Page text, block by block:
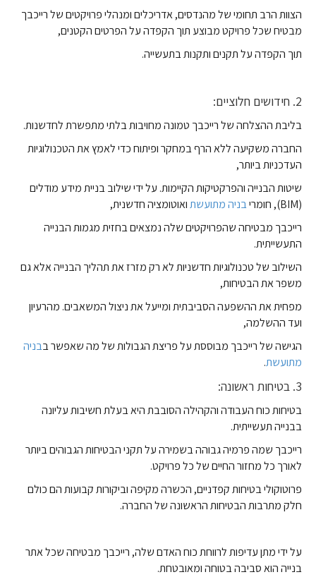
הצוות הרב תחומי של מהנדסים, אדריכלים ומנהלי פרויקטים של רייכבך
מבטיח שכל פרויקט מבוצע תוך הקפדה על הפרטים הקטנים,
תוך הקפדה על תקנים ותקנות בתעשייה.
2. חידושים חלוציים:
בליבת ההצלחה של רייכבך טמונה מחויבות בלתי מתפשרת לחדשנות.
החברה משקיעה ללא הרף במחקר ופיתוח כדי לאמץ את הטכנולוגיות
העדכניות ביותר,
שיטות הבנייה והפרקטיקות הקיימות. על ידי שילוב בניית מידע מודלים
(BIM), חומרי
בניה מתועשתואוטומציה חדשנית,
רייכבך מבטיחה שהפרויקטים שלה נמצאים בחזית מגמות הבנייה
התעשייתית.
השילוב של טכנולוגיות חדשניות לא רק מזרז את תהליך הבנייה אלא גם
משפר את הבטיחות,
מפחית את ההשפעה הסביבתית ומייעל את ניצול המשאבים. מהרעיון
ועד ההשלמה,
הגישה של רייכבך מבוססת על פריצת הגבולות של מה שאפשר בבניה
מתועשת.
3. בטיחות ראשונה:
בטיחות כוח העבודה והקהילה הסובבת היא בעלת חשיבות עליונה
בבנייה תעשייתית.
רייכבך שמה פרמיה גבוהה בשמירה על תקני הבטיחות הגבוהים ביותר
לאורך כל מחזור החיים של כל פרויקט.
פרוטוקולי בטיחות קפדניים, הכשרה מקיפה וביקורות קבועות הם כולם
חלק מתרבות הבטיחות הראשונה של החברה.
על ידי מתן עדיפות לרווחת כוח האדם שלה, רייכבך מבטיחה שכל אתר
בנייה הוא סביבה בטוחה ומאובטחת.